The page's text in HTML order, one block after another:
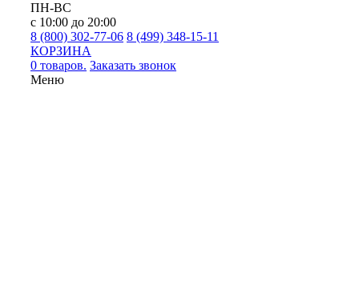
ПН-ВС
с 10:00 до 20:00
8 (800) 302-77-06 8 (499) 348-15-11
КОРЗИНА
0 товаров. Заказать звонок
Меню